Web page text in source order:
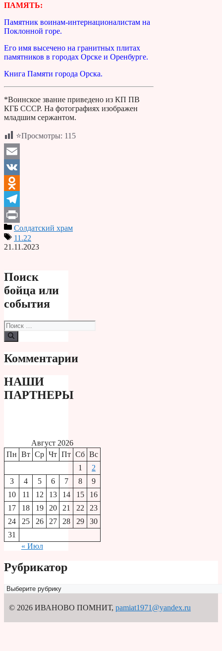
ПАМЯТЬ:
Памятник воинам-интернационалистам на
Поклонной горе.
Его имя высечено на гранитных плитах
памятников в го­родах Орске и Оренбурге.
Книга Памяти города Орска.
*Воинское звание приведено из КП ПВ
КГБ СССР. На фотографиях изображен
младшим сержантом.
⭐Просмотры: 115
Email
VK
Odnoklassniki
Telegram
PrintСолдатский храм
11.22
21.11.2023
Поиск
бойца или
события
Поиск:
Комментарии
НАШИ
ПАРТНЕРЫ
Август 2026
Пн Вт Ср Чт Пт Сб Вс
1
2
3
4 5 6 7 8
9
10
11 12 13 14 15
16
17
18 19 20 21 22
23
24
25 26 27 28 29
30
31
« Июл
Рубрикатор
Рубрикатор
© 2026 ИВАНОВО ПОМНИТ, pamiat1971@yandex.ru